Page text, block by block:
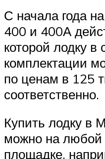
С начала года
400 и 400А
которой лодку в
комплектации
по ценам в 125
соответственно.
Купить лодку в
можно на любой
площадке,